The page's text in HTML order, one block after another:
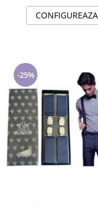
CONFIGUREAZA
-25%